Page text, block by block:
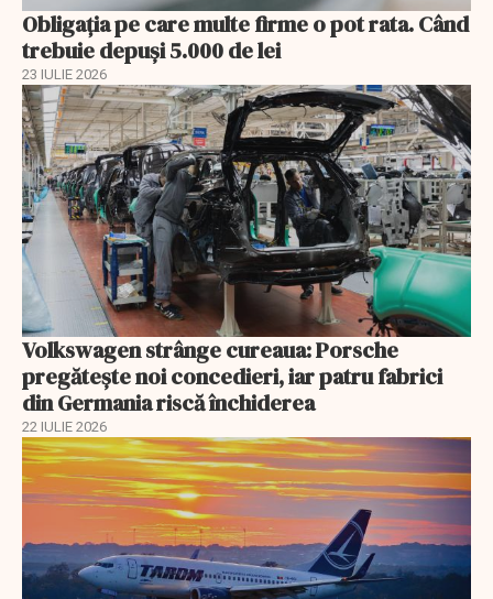
Obligația pe care multe firme o pot rata. Când
trebuie depuși 5.000 de lei
23 IULIE 2026
Volkswagen strânge cureaua: Porsche
pregătește noi concedieri, iar patru fabrici
din Germania riscă închiderea
22 IULIE 2026